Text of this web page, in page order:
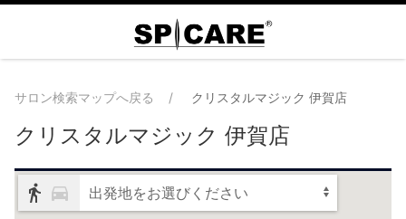
サロン検索マップへ戻る クリスタルマジック 伊賀店
クリスタルマジック 伊賀店
出発地をお選びください